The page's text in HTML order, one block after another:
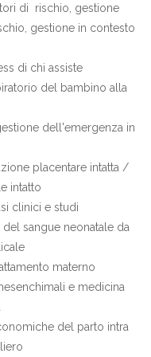
di rischio, gestione
gestione in contesto
di chi assiste
del bambino alla
dell'emergenza in
placentare intatta /
intatto
clinici e studi
sangue neonatale da
materno
e medicina
del parto intra